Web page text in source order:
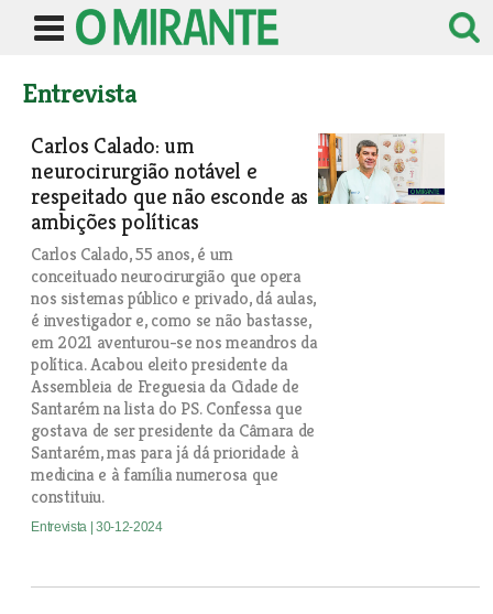
Entrevista
Carlos Calado: um
neurocirurgião notável e
respeitado que não esconde as
ambições políticas
Carlos Calado, 55 anos, é um
conceituado neurocirurgião que opera
nos sistemas público e privado, dá aulas,
é investigador e, como se não bastasse,
em 2021 aventurou-se nos meandros da
política. Acabou eleito presidente da
Assembleia de Freguesia da Cidade de
Santarém na lista do PS. Confessa que
gostava de ser presidente da Câmara de
Santarém, mas para já dá prioridade à
medicina e à família numerosa que
constituiu.
Entrevista | 30-12-2024